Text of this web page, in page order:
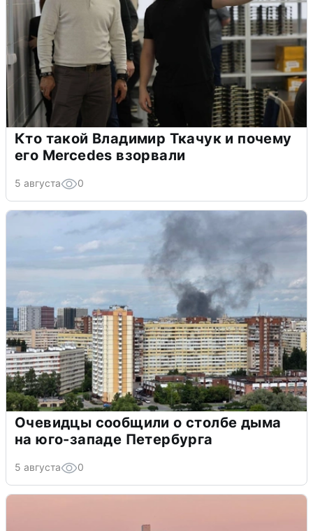
Кто такой Владимир Ткачук и почему
его Mercedes взорвали
5 августа 0
Очевидцы сообщили о столбе дыма
на юго-западе Петербурга
5 августа 0